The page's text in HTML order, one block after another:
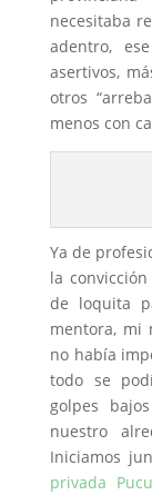
necesitaba
adentro,
asertivos,
otros
menos con
Ya de
la
de loquita
mentora, mi
no había
todo se
golpes
nuestro
Iniciamos
privada